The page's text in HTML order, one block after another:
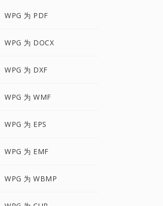
WPG 为 PDF
WPG 为 DOCX
WPG 为 DXF
WPG 为 WMF
WPG 为 EPS
WPG 为 EMF
WPG 为 WBMP